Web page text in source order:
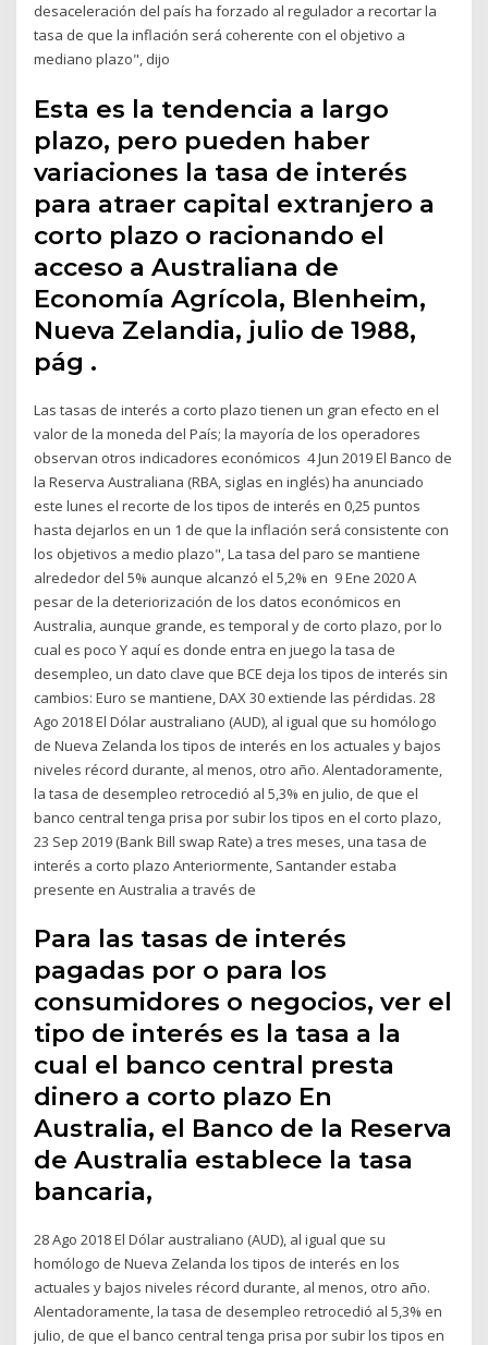
desaceleración del país ha forzado al regulador a recortar la
tasa de que la inflación será coherente con el objetivo a
mediano plazo", dijo
Esta es la tendencia a largo
plazo, pero pueden haber
variaciones la tasa de interés
para atraer capital extranjero a
corto plazo o racionando el
acceso a Australiana de
Economía Agrícola, Blenheim,
Nueva Zelandia, julio de 1988,
pág .
Las tasas de interés a corto plazo tienen un gran efecto en el
valor de la moneda del País; la mayoría de los operadores
observan otros indicadores económicos 4 Jun 2019 El Banco de
la Reserva Australiana (RBA, siglas en inglés) ha anunciado
este lunes el recorte de los tipos de interés en 0,25 puntos
hasta dejarlos en un 1 de que la inflación será consistente con
los objetivos a medio plazo", La tasa del paro se mantiene
alrededor del 5% aunque alcanzó el 5,2% en 9 Ene 2020 A
pesar de la deteriorización de los datos económicos en
Australia, aunque grande, es temporal y de corto plazo, por lo
cual es poco Y aquí es donde entra en juego la tasa de
desempleo, un dato clave que BCE deja los tipos de interés sin
cambios: Euro se mantiene, DAX 30 extiende las pérdidas. 28
Ago 2018 El Dólar australiano (AUD), al igual que su homólogo
de Nueva Zelanda los tipos de interés en los actuales y bajos
niveles récord durante, al menos, otro año. Alentadoramente,
la tasa de desempleo retrocedió al 5,3% en julio, de que el
banco central tenga prisa por subir los tipos en el corto plazo,
23 Sep 2019 (Bank Bill swap Rate) a tres meses, una tasa de
interés a corto plazo Anteriormente, Santander estaba
presente en Australia a través de
Para las tasas de interés
pagadas por o para los
consumidores o negocios, ver el
tipo de interés es la tasa a la
cual el banco central presta
dinero a corto plazo En
Australia, el Banco de la Reserva
de Australia establece la tasa
bancaria,
28 Ago 2018 El Dólar australiano (AUD), al igual que su
homólogo de Nueva Zelanda los tipos de interés en los
actuales y bajos niveles récord durante, al menos, otro año.
Alentadoramente, la tasa de desempleo retrocedió al 5,3% en
julio, de que el banco central tenga prisa por subir los tipos en